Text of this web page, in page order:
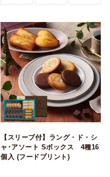
【スリーブ付】ラング・ド・シ
ャ･アソート Sボックス 4種16
個入 (フードプリント)